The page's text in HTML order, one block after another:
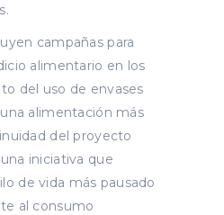
campañas para
alimentario en los
del uso de envases
alimentación más
del proyecto
iniciativa que
de vida más pausado
al consumo